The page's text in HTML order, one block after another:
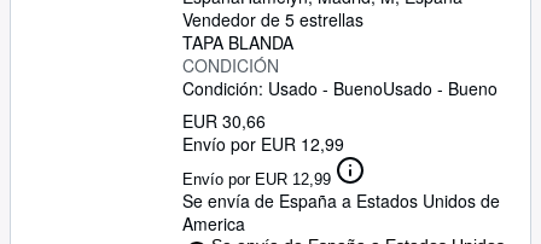
Vendedor de 5 estrellas
TAPA BLANDA
CONDICIÓN
Condición: Usado - BuenoUsado - Bueno
EUR 30,66
Envío por EUR 12,99
Envío por EUR 12,99
Se envía de España a Estados Unidos de
America